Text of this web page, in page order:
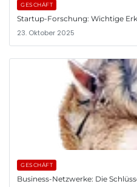
GESCHÄFT
Startup-Forschung: Wichtige
23. Oktober 2025
GESCHÄFT
Business-Netzwerke: Die